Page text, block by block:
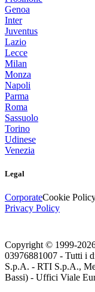
Genoa
Inter
Juventus
Lazio
Lecce
Milan
Monza
Napoli
Parma
Roma
Sassuolo
Torino
Udinese
Venezia
Legal
CorporateCookie
Privacy Policy
Copyright © 1999-
03976881007 - Tutti i
S.p.A. - RTI S.p.A.,
Bassi) - Uffici Viale